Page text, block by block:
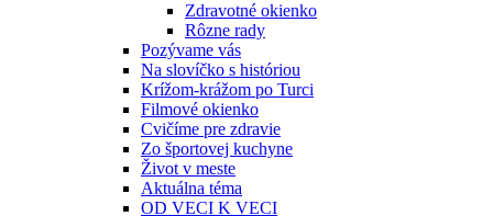
Zdravotné okienko
Rôzne rady
Pozývame vás
Na slovíčko s históriou
Krížom-krážom po Turci
Filmové okienko
Cvičíme pre zdravie
Zo športovej kuchyne
Život v meste
Aktuálna téma
OD VECI K VECI